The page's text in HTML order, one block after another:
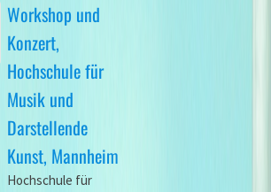
Workshop und
Konzert,
Hochschule für
Musik und
Darstellende
Kunst, Mannheim
Hochschule für